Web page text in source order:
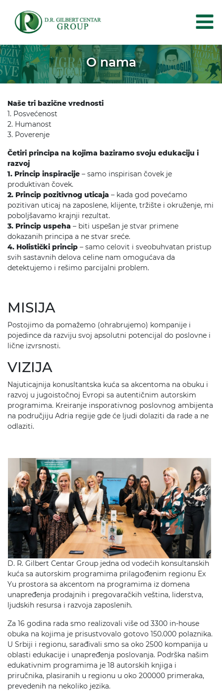
O nama
Naše tri bazične vrednosti
1. Posvećenost
2. Humanost
3. Poverenje
Četiri principa na kojima baziramo svoju edukaciju i
razvoj
1. Princip inspiracije – samo inspirisan čovek je
produktivan čovek.
2. Princip pozitivnog uticaja – kada god povećamo
pozitivan uticaj na zaposlene, klijente, tržište i okruženje, mi
poboljšavamo krajnji rezultat.
3. Princip uspeha – biti uspešan je stvar primene
dokazanih principa a ne stvar sreće.
4. Holistički princip – samo celovit i sveobuhvatan pristup
svih sastavnih delova celine nam omogućava da
detektujemo i rešimo parcijalni problem.
MISIJA
Postojimo da pomažemo (ohrabrujemo) kompanije i
pojedince da razviju svoj apsolutni potencijal do poslovne i
lične izvrsnosti.
VIZIJA
Najuticajnija konusltantska kuća sa akcentoma na obuku i
razvoj u jugoistočnoj Evropi sa autentičnim autorskim
programima. Kreiranje insporativnog poslovnog ambijenta
na područjiju Adria regije gde će ljudi dolaziti da rade a ne
odlaziti.
D. R. Gilbert Centar Group jedna od vodećih konsultanskih
kuća sa autorskim programima prilagođenim regionu Ex
Yu prostora sa akcentom na programima iz domena
unapređenja prodajnih i pregovaračkih veština, liderstva,
ljudskih resursa i razvoja zaposlenih.
Za 16 godina rada smo realizovali više od 3300 in-house
obuka na kojima je prisustvovalo gotovo 150.000 polaznika.
U Srbiji i regionu, sarađivali smo sa oko 2500 kompanija u
oblasti edukacije i unapređenja poslovanja. Podrška našim
edukativnim programima je 18 autorskih knjiga i
priručnika, plasiranih u regionu u oko 200000 primeraka,
prevedenih na nekoliko jezika.